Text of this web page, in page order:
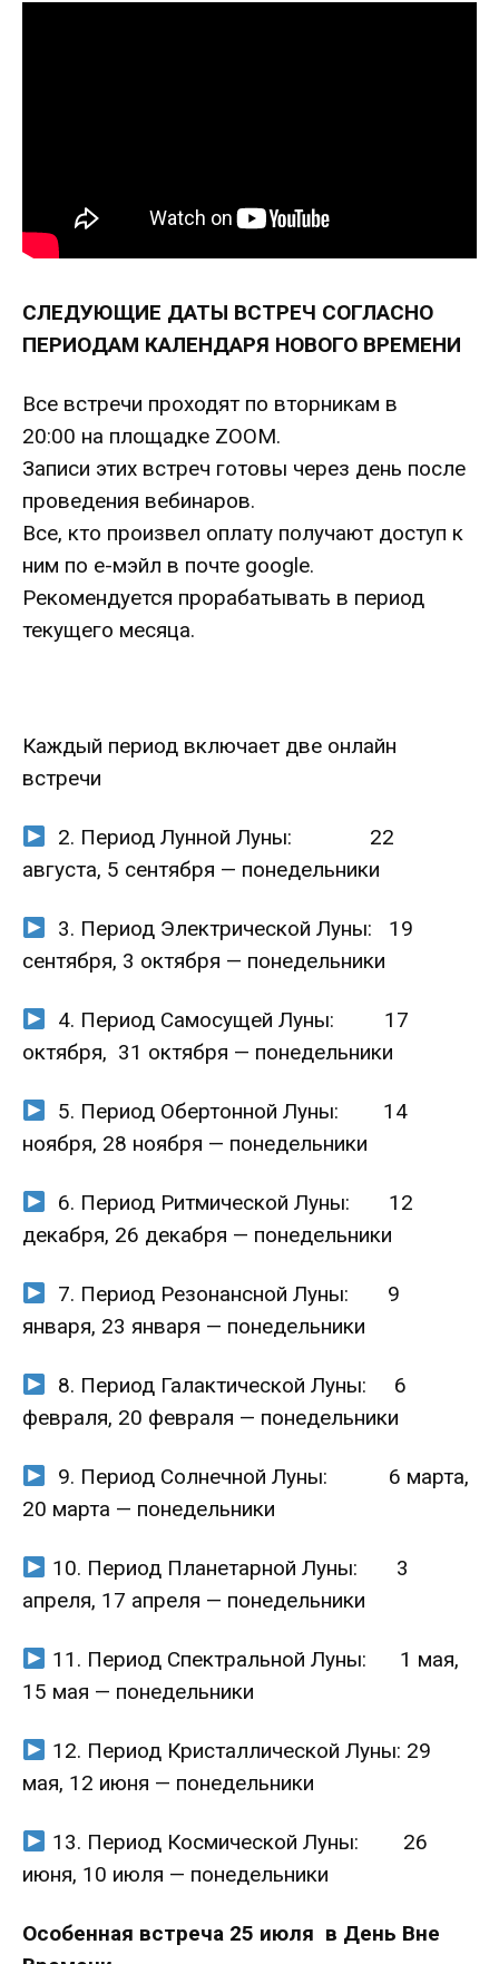
СЛЕДУЮЩИЕ ДАТЫ ВСТРЕЧ СОГЛАСНО
ПЕРИОДАМ КАЛЕНДАРЯ НОВОГО ВРЕМЕНИ
Все встречи проходят по вторникам в
20:00 на площадке ZOOM.
Записи этих встреч готовы через день после
проведения вебинаров.
Все, кто произвел оплату получают доступ к
ним по е-мэйл в почте google.
Рекомендуется прорабатывать в период
текущего месяца.
Каждый период включает две онлайн
встречи
2. Период Лунной Луны: 22
августа, 5 сентября — понедельники
3. Период Электрической Луны: 19
сентября, 3 октября — понедельники
4. Период Самосущей Луны: 17
октября, 31 октября — понедельники
5. Период Обертонной Луны: 14
ноября, 28 ноября — понедельники
6. Период Ритмической Луны: 12
декабря, 26 декабря — понедельники
7. Период Резонансной Луны: 9
января, 23 января — понедельники
8. Период Галактической Луны: 6
февраля, 20 февраля — понедельники
9. Период Солнечной Луны: 6 марта,
20 марта — понедельники
10. Период Планетарной Луны: 3
апреля, 17 апреля — понедельники
11. Период Спектральной Луны: 1 мая,
15 мая — понедельники
12. Период Кристаллической Луны: 29
мая, 12 июня — понедельники
13. Период Космической Луны: 26
июня, 10 июля — понедельники
Особенная встреча 25 июля в День Вне